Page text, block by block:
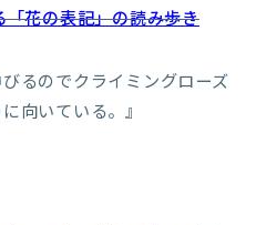
花の表記」の読み歩き
るのでクライミングローズ
向いている。』